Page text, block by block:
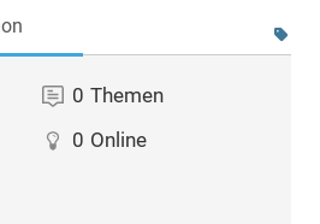
0 Themen
0 Online